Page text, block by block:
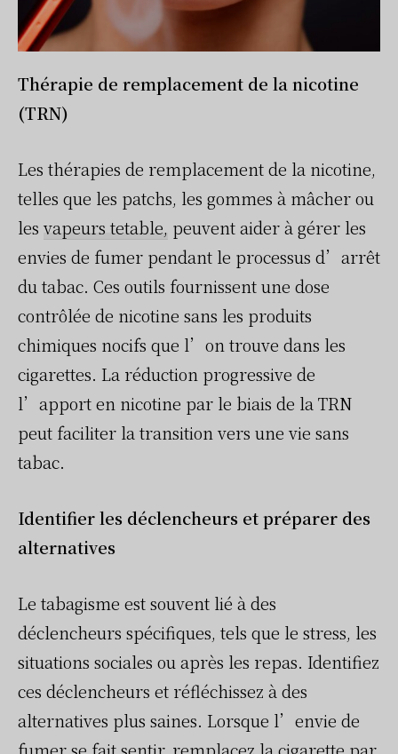
Thérapie de remplacement de la nicotine
(TRN)
Les thérapies de remplacement de la nicotine,
telles que les patchs, les gommes à mâcher ou
les vapeurs tetable, peuvent aider à gérer les
envies de fumer pendant le processus d’arrêt
du tabac. Ces outils fournissent une dose
contrôlée de nicotine sans les produits
chimiques nocifs que l’on trouve dans les
cigarettes. La réduction progressive de
l’apport en nicotine par le biais de la TRN
peut faciliter la transition vers une vie sans
tabac.
Identifier les déclencheurs et préparer des
alternatives
Le tabagisme est souvent lié à des
déclencheurs spécifiques, tels que le stress, les
situations sociales ou après les repas. Identifiez
ces déclencheurs et réfléchissez à des
alternatives plus saines. Lorsque l’envie de